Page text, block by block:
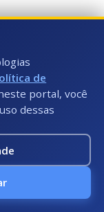
de
portal, você
dessas